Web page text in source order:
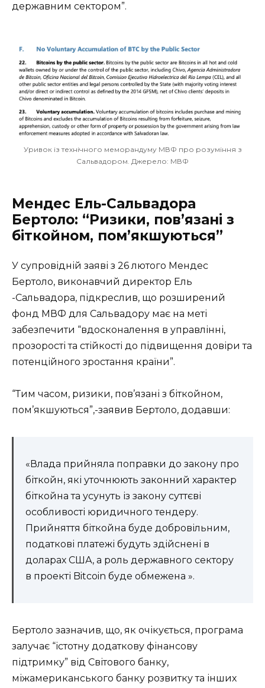
державним сектором”.
Уривок із технічного меморандуму МВФ про розуміння з
Сальвадором. Джерело: МВФ
Мендес Ель-Сальвадора
Бертоло: “Ризики, пов’язані з
біткойном, пом’якшуються”
У супровідній заяві з 26 лютого Мендес
Бертоло, виконавчий директор Ель
-Сальвадора, підкреслив, що розширений
фонд МВФ для Сальвадору має на меті
забезпечити “вдосконалення в управлінні,
прозорості та стійкості до підвищення довіри та
потенційного зростання країни”.
“Тим часом, ризики, пов’язані з біткойном,
пом’якшуються”,-заявив Бертоло, додавши:
«Влада прийняла поправки до закону про
біткойн, які уточнюють законний характер
біткойна та усунуть із закону суттєві
особливості юридичного тендеру.
Прийняття біткойна буде добровільним,
податкові платежі будуть здійснені в
доларах США, а роль державного сектору
в проекті Bitcoin буде обмежена ».
Бертоло зазначив, що, як очікується, програма
залучає “істотну додаткову фінансову
підтримку” від Світового банку,
міжамериканського банку розвитку та інших